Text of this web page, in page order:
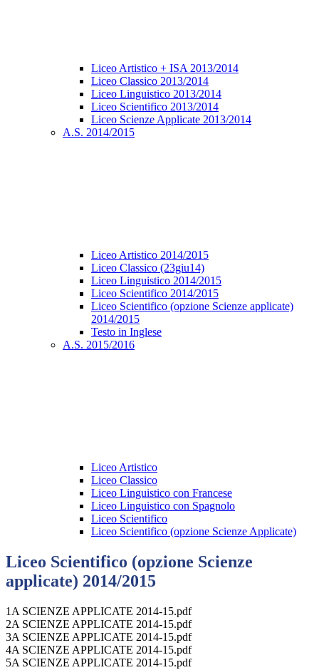
Liceo Artistico + ISA 2013/2014
Liceo Classico 2013/2014
Liceo Linguistico 2013/2014
Liceo Scientifico 2013/2014
Liceo Scienze Applicate 2013/2014
A.S. 2014/2015
Liceo Artistico 2014/2015
Liceo Classico (23giu14)
Liceo Linguistico 2014/2015
Liceo Scientifico 2014/2015
Liceo Scientifico (opzione Scienze applicate)
2014/2015
Testo in Inglese
A.S. 2015/2016
Liceo Artistico
Liceo Classico
Liceo Linguistico con Francese
Liceo Linguistico con Spagnolo
Liceo Scientifico
Liceo Scientifico (opzione Scienze Applicate)
Liceo Scientifico (opzione Scienze
applicate) 2014/2015
1A SCIENZE APPLICATE 2014-15.pdf
2A SCIENZE APPLICATE 2014-15.pdf
3A SCIENZE APPLICATE 2014-15.pdf
4A SCIENZE APPLICATE 2014-15.pdf
5A SCIENZE APPLICATE 2014-15.pdf